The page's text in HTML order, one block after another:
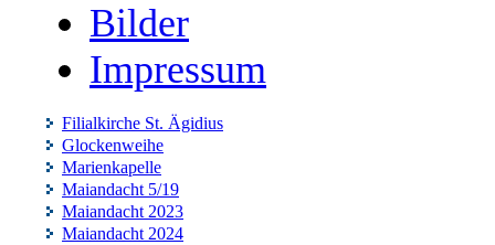
Bilder
Impressum
Filialkirche St. Ägidius
Glockenweihe
Marienkapelle
Maiandacht 5/19
Maiandacht 2023
Maiandacht 2024